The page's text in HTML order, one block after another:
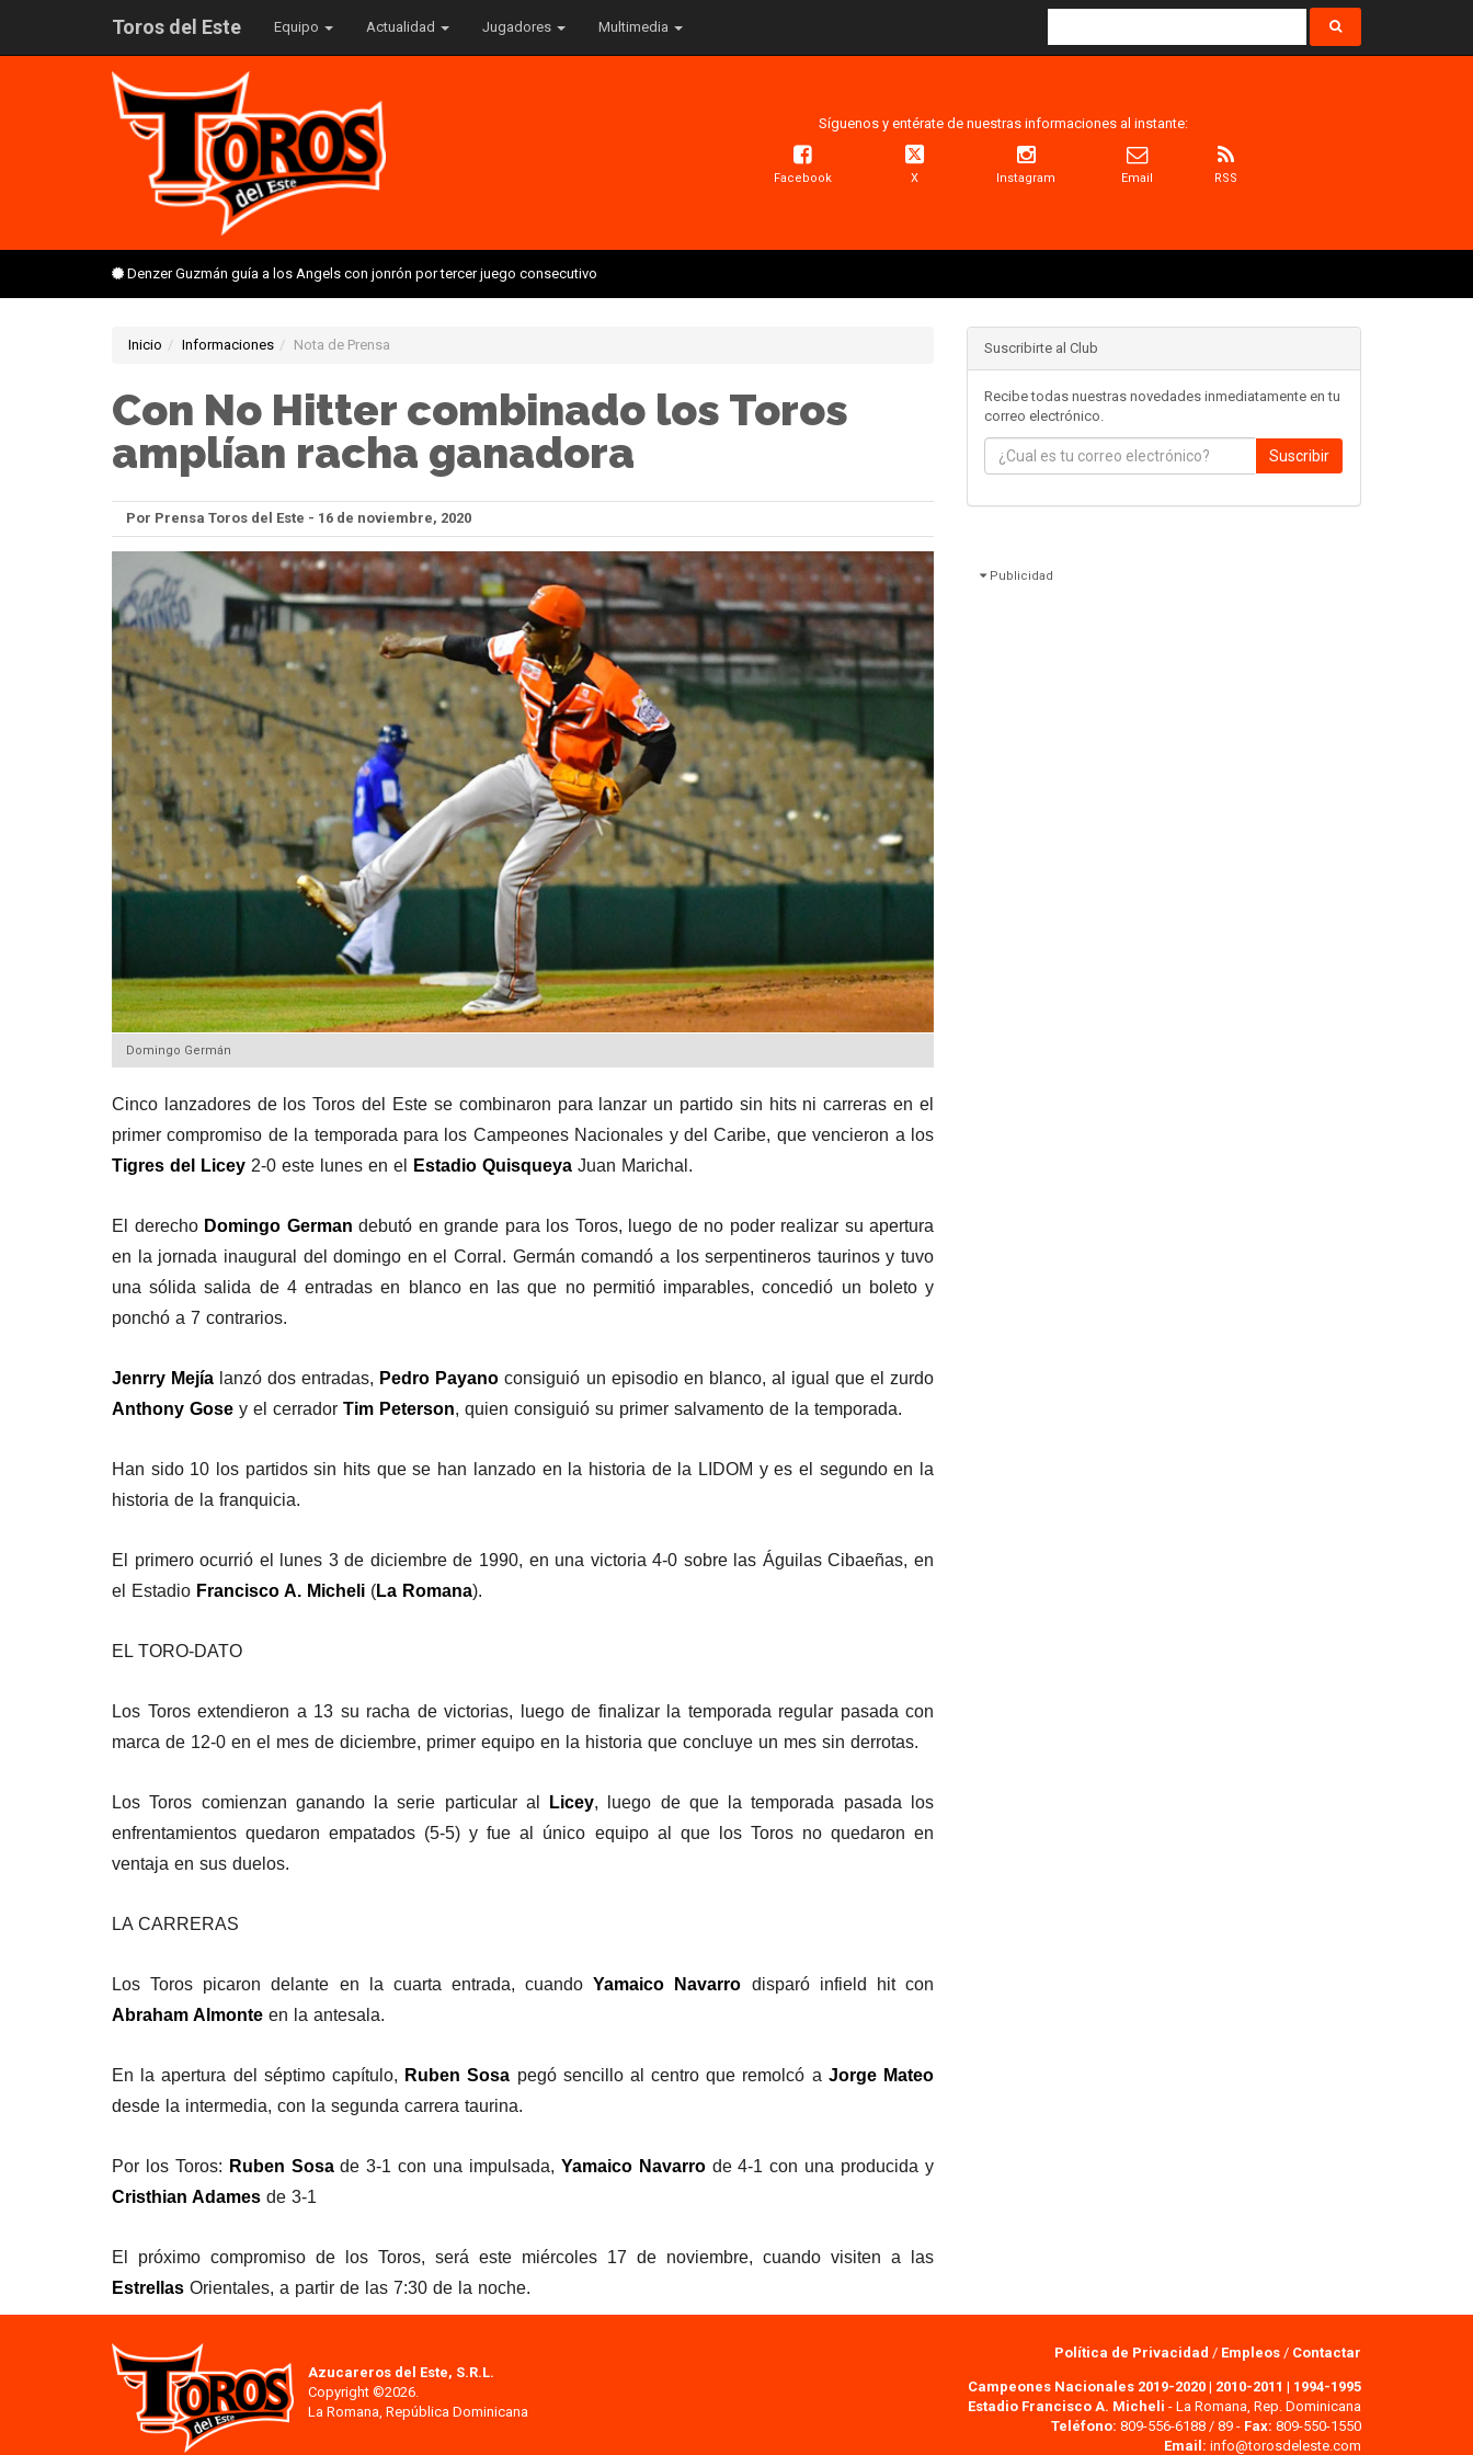
Toros del Este Equipo Actualidad Jugadores Multimedia
Síguenos y entérate de nuestras informaciones al instante:
Facebook X Instagram Email RSS
Denzer Guzmán guía a los Angels con jonrón por tercer juego consecutivo
Inicio Informaciones Nota de Prensa
Con No Hitter combinado los Toros
amplían racha ganadora
Por Prensa Toros del Este - 16 de noviembre, 2020
Domingo Germán
Cinco lanzadores de los Toros del Este se combinaron para lanzar un partido sin hits ni carreras en el
primer compromiso de la temporada para los Campeones Nacionales y del Caribe, que vencieron a los
Tigres del
Licey 2-0 este lunes en el Estadio Quisqueya Juan Marichal.
El derecho Domingo German debutó en grande para los Toros, luego de no poder realizar su apertura
en la jornada inaugural del domingo en el Corral. Germán comandó a los serpentineros taurinos y tuvo
una sólida salida de 4 entradas en blanco en las que no permitió imparables, concedió un boleto y
ponchó a 7 contrarios.
Jenrry Mejía lanzó dos entradas, Pedro Payano consiguió un episodio en blanco, al igual que el zurdo
Anthony Gose y el cerrador Tim Peterson, quien consiguió su primer salvamento de la temporada.
Han sido 10 los partidos sin hits que se han lanzado en la historia de la LIDOM y es el segundo en la
historia de la franquicia.
El primero ocurrió el lunes 3 de diciembre de 1990, en una victoria 4-0 sobre las Águilas Cibaeñas, en
el Estadio Francisco A. Micheli (La Romana).
EL TORO-DATO
Los Toros extendieron a 13 su racha de victorias, luego de finalizar la temporada regular pasada con
marca de 12-0 en el mes de diciembre, primer equipo en la historia que concluye un mes sin derrotas.
Los Toros comienzan ganando la serie particular al Licey, luego de que la temporada pasada los
enfrentamientos quedaron empatados (5-5) y fue al único equipo al que los Toros no quedaron en
ventaja en sus duelos.
LA CARRERAS
Los Toros picaron delante en la cuarta entrada, cuandoYamaico Navarro disparó infield hit con
Abraham Almonte en la antesala.
En la apertura del séptimo capítulo, Ruben Sosa pegó sencillo al centro que remolcó a Jorge Mateo
desde la intermedia, con la segunda carrera taurina.
Por los Toros: Ruben Sosade 3-1 con una impulsada, Yamaico Navarrode 4-1 con una producida y
Cristhian Adames de 3-1
El próximo compromiso de los Toros, será este miércoles 17 de noviembre, cuando visiten a las
Estrellas Orientales, a partir de las 7:30 de la noche.
Suscribirte al Club
Recibe todas nuestras novedades inmediatamente en tu
correo electrónico.
Suscribir
Publicidad
Azucareros del Este, S.R.L.
Copyright ©2026.
La Romana, República Dominicana
Política de Privacidad / Empleos / Contactar
Campeones Nacionales 2019-2020 | 2010-2011 | 1994-1995
Estadio Francisco A. Micheli - La Romana, Rep. Dominicana
Teléfono: 809-556-6188 / 89 - Fax: 809-550-1550
Email: info@torosdeleste.com